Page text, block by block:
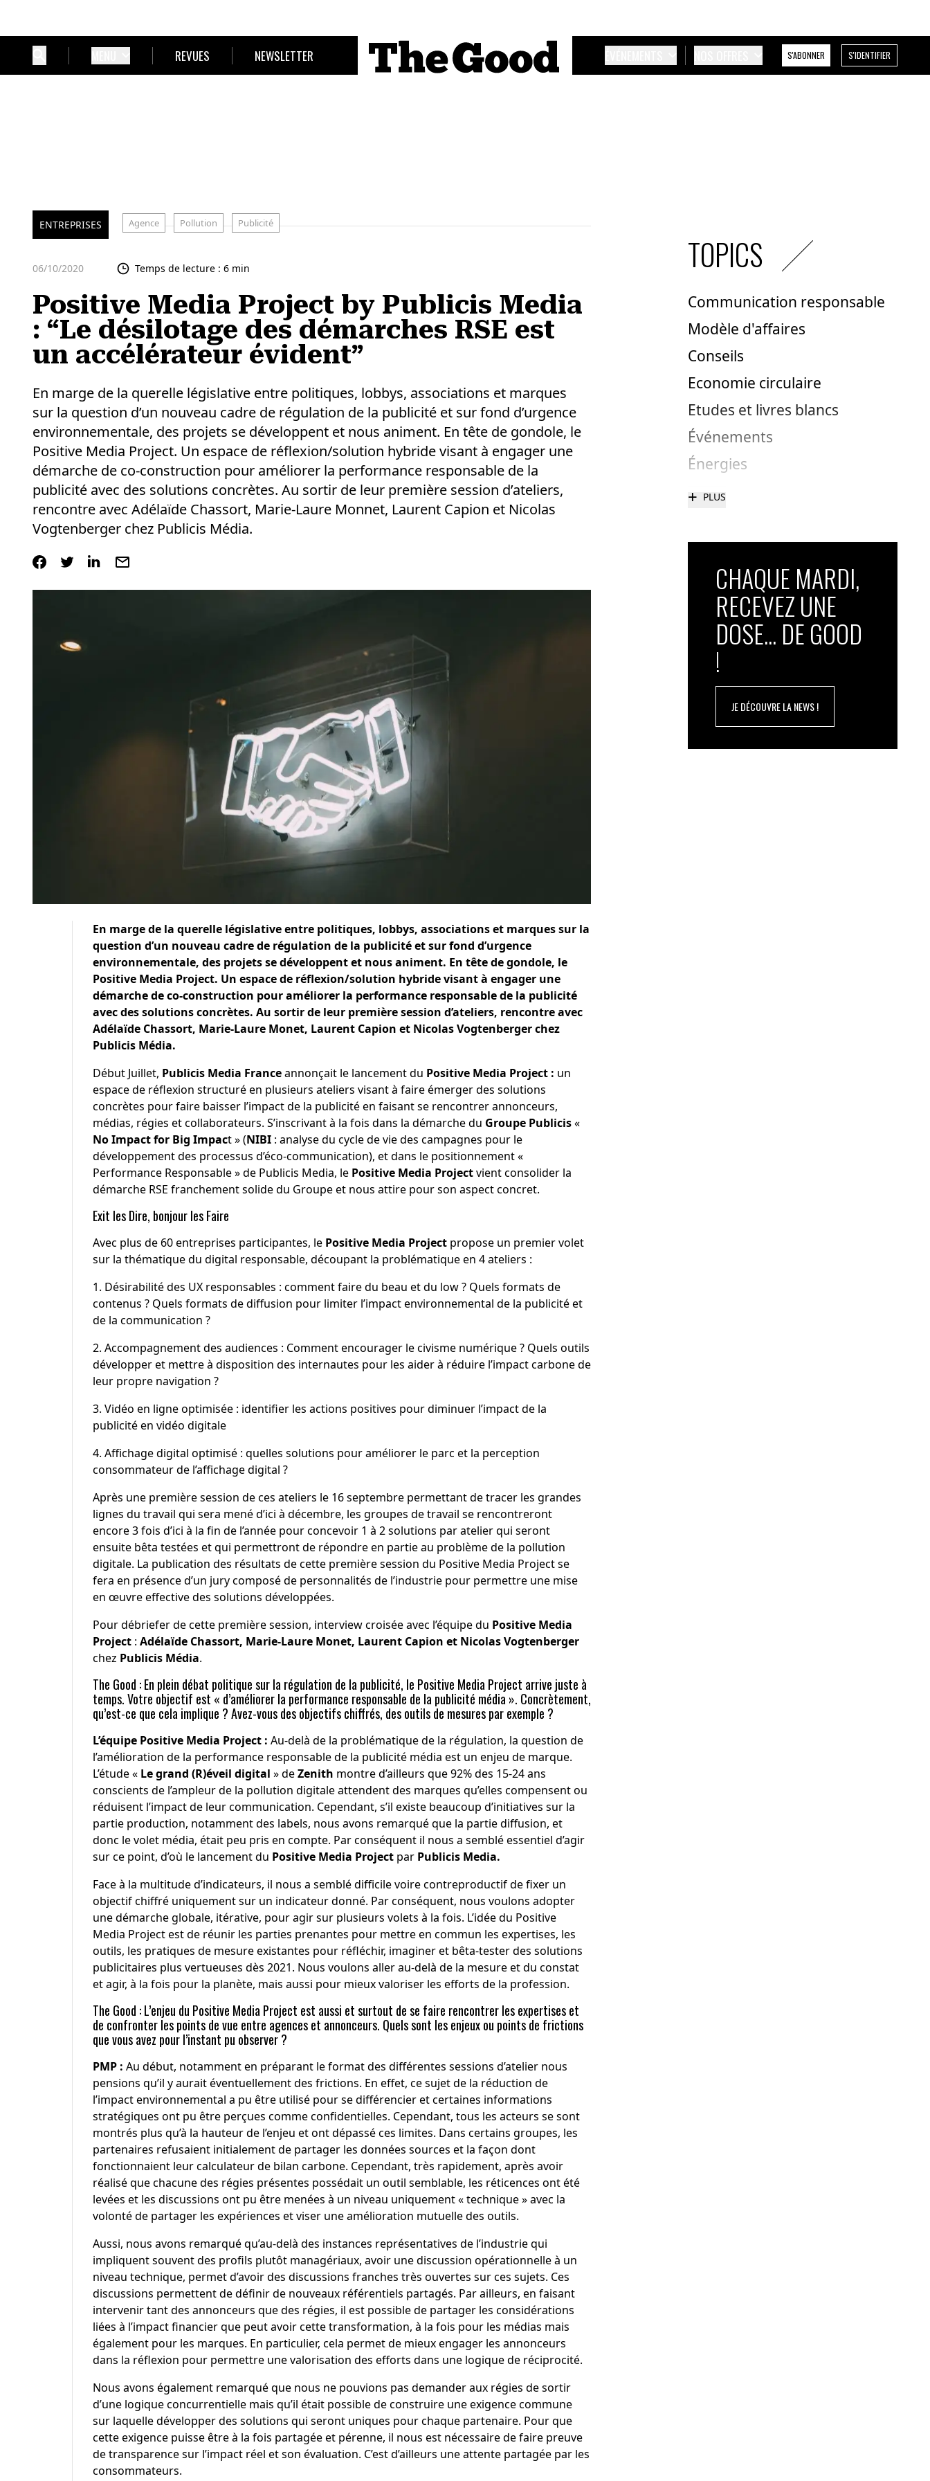
REVUES NEWSLETTER S'ABONNER S'IDENTIFIER
ENTREPRISES Agence Pollution Publicité
06/10/2020 Temps de lecture : 6 min
Positive Media Project by Publicis Media
: “Le désilotage des démarches RSE est
un accélérateur évident”
En marge de la querelle législative entre politiques, lobbys, associations et marques
sur la question d’un nouveau cadre de régulation de la publicité et sur fond d’urgence
environnementale, des projets se développent et nous animent. En tête de gondole, le
Positive Media Project. Un espace de réflexion/solution hybride visant à engager une
démarche de co-construction pour améliorer la performance responsable de la
publicité avec des solutions concrètes. Au sortir de leur première session d’ateliers,
rencontre avec Adélaïde Chassort, Marie-Laure Monnet, Laurent Capion et Nicolas
Vogtenberger chez Publicis Média.
En marge de la querelle législative entre politiques, lobbys, associations et marques sur la
question d’un nouveau cadre de régulation de la publicité et sur fond d’urgence
environnementale, des projets se développent et nous animent. En tête de gondole, le
Positive Media Project. Un espace de réflexion/solution hybride visant à engager une
démarche de co-construction pour améliorer la performance responsable de la publicité
avec des solutions concrètes. Au sortir de leur première session d’ateliers, rencontre avec
Adélaïde Chassort, Marie-Laure Monet, Laurent Capion et Nicolas Vogtenbergerchez
Publicis Média.
Début Juillet, Publicis Media Franceannonçait le lancement du Positive Media Project : un
espace de réflexion structuré en plusieurs ateliers visant à faire émerger des solutions
concrètes pour faire baisser l’impact de la publicité en faisant se rencontrer annonceurs,
médias, régies et collaborateurs. S’inscrivant à la fois dans la démarche du Groupe Publicis«
No Impact for Big Impact» (NIBI : analyse du cycle de vie des campagnes pour le
développement des processus d’éco-communication), et dans le positionnement «
Performance Responsable » de Publicis Media, le Positive Media Projectvient consolider la
démarche RSE franchement solide du Groupe et nous attire pour son aspect concret.
Exit les Dire, bonjour les Faire
Avec plus de 60 entreprises participantes, le Positive Media Project propose un premier volet
sur la thématique du digital responsable, découpant la problématique en 4 ateliers :
1. Désirabilité des UX responsables : comment faire du beau et du low ? Quels formats de
contenus ? Quels formats de diffusion pour limiter l’impact environnemental de la publicité et
de la communication ?
2. Accompagnement des audiences : Comment encourager le civisme numérique ? Quels outils
développer et mettre à disposition des internautes pour les aider à réduire l’impact carbone de
leur propre navigation ?
3. Vidéo en ligne optimisée : identifier les actions positives pour diminuer l’impact de la
publicité en vidéo digitale
4. Affichage digital optimisé : quelles solutions pour améliorer le parc et la perception
consommateur de l’affichage digital ?
Après une première session de ces ateliers le 16 septembre permettant de tracer les grandes
lignes du travail qui sera mené d’ici à décembre, les groupes de travail se rencontreront
encore 3 fois d’ici à la fin de l’année pour concevoir 1 à 2 solutions par atelier qui seront
ensuite bêta testées et qui permettront de répondre en partie au problème de la pollution
digitale. La publication des résultats de cette première session du Positive Media Project se
fera en présence d’un jury composé de personnalités de l’industrie pour permettre une mise
en œuvre effective des solutions développées.
Pour débriefer de cette première session, interview croisée avec l’équipe du Positive Media
Project: Adélaïde Chassort, Marie-Laure Monet, Laurent Capion et Nicolas Vogtenberger
chez Publicis Média.
The Good : En plein débat politique sur la régulation de la publicité, le Positive Media Project arrive juste à
temps. Votre objectif est « d’améliorer la performance responsable de la publicité média ». Concrètement,
qu’est-ce que cela implique ? Avez-vous des objectifs chiffrés, des outils de mesures par exemple ?
L’équipe Positive Media Project : Au-delà de la problématique de la régulation, la question de
l’amélioration de la performance responsable de la publicité média est un enjeu de marque.
L’étude « Le grand (R)éveil digital » deZenith montre d’ailleurs que 92% des 15-24 ans
conscients de l’ampleur de la pollution digitale attendent des marques qu’elles compensent ou
réduisent l’impact de leur communication. Cependant, s’il existe beaucoup d’initiatives sur la
partie production, notamment des labels, nous avons remarqué que la partie diffusion, et
donc le volet média, était peu pris en compte. Par conséquent il nous a semblé essentiel d’agir
sur ce point, d’où le lancement du Positive Media Projectpar Publicis Media.
Face à la multitude d’indicateurs, il nous a semblé difficile voire contreproductif de fixer un
objectif chiffré uniquement sur un indicateur donné. Par conséquent, nous voulons adopter
une démarche globale, itérative, pour agir sur plusieurs volets à la fois. L’idée du Positive
Media Project est de réunir les parties prenantes pour mettre en commun les expertises, les
outils, les pratiques de mesure existantes pour réfléchir, imaginer et bêta-tester des solutions
publicitaires plus vertueuses dès 2021. Nous voulons aller au-delà de la mesure et du constat
et agir, à la fois pour la planète, mais aussi pour mieux valoriser les efforts de la profession.
The Good : L’enjeu du Positive Media Project est aussi et surtout de se faire rencontrer les expertises et
de confronter les points de vue entre agences et annonceurs. Quels sont les enjeux ou points de frictions
que vous avez pour l’instant pu observer ?
PMP : Au début, notamment en préparant le format des différentes sessions d’atelier nous
pensions qu’il y aurait éventuellement des frictions. En effet, ce sujet de la réduction de
l’impact environnemental a pu être utilisé pour se différencier et certaines informations
stratégiques ont pu être perçues comme confidentielles. Cependant, tous les acteurs se sont
montrés plus qu’à la hauteur de l’enjeu et ont dépassé ces limites. Dans certains groupes, les
partenaires refusaient initialement de partager les données sources et la façon dont
fonctionnaient leur calculateur de bilan carbone. Cependant, très rapidement, après avoir
réalisé que chacune des régies présentes possédait un outil semblable, les réticences ont été
levées et les discussions ont pu être menées à un niveau uniquement « technique » avec la
volonté de partager les expériences et viser une amélioration mutuelle des outils.
Aussi, nous avons remarqué qu’au-delà des instances représentatives de l’industrie qui
impliquent souvent des profils plutôt managériaux, avoir une discussion opérationnelle à un
niveau technique, permet d’avoir des discussions franches très ouvertes sur ces sujets. Ces
discussions permettent de définir de nouveaux référentiels partagés. Par ailleurs, en faisant
intervenir tant des annonceurs que des régies, il est possible de partager les considérations
liées à l’impact financier que peut avoir cette transformation, à la fois pour les médias mais
également pour les marques. En particulier, cela permet de mieux engager les annonceurs
dans la réflexion pour permettre une valorisation des efforts dans une logique de réciprocité.
Nous avons également remarqué que nous ne pouvions pas demander aux régies de sortir
d’une logique concurrentielle mais qu’il était possible de construire une exigence commune
sur laquelle développer des solutions qui seront uniques pour chaque partenaire. Pour que
cette exigence puisse être à la fois partagée et pérenne, il nous est nécessaire de faire preuve
de transparence sur l’impact réel et son évaluation. C’est d’ailleurs une attente partagée par les
consommateurs.
TOPICS
Communication responsable
Modèle d'affaires
Conseils
Economie circulaire
Etudes et livres blancs
Événements
Énergies
+ PLUS
CHAQUE MARDI,
RECEVEZ UNE
DOSE... DE GOOD
!
JE DÉCOUVRE LA NEWS !